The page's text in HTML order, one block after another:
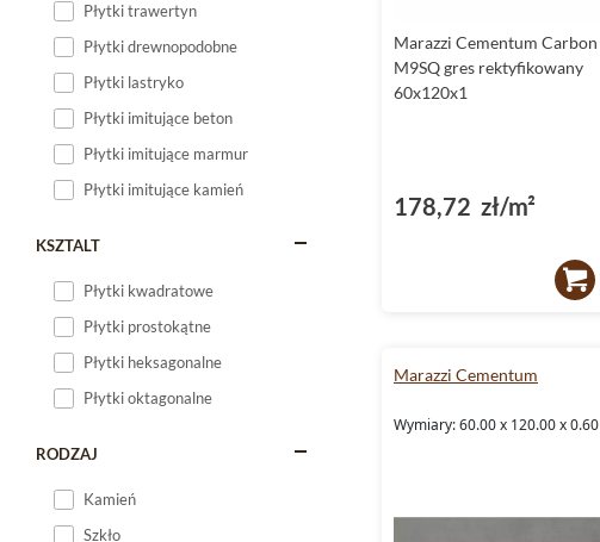
Płytki trawertyn
Płytki drewnopodobne
Płytki lastryko
Płytki imitujące beton
Płytki imitujące marmur
Płytki imitujące kamień
KSZTALT
Płytki kwadratowe
Płytki prostokątne
Płytki heksagonalne
Płytki oktagonalne
RODZAJ
Kamień
Szkło
Marazzi Cementum Carbon
M9SQ gres rektyfikowany
60x120x1
178,72 zł/m²
Marazzi Cementum
Wymiary: 60.00 x 120.00 x 0.60